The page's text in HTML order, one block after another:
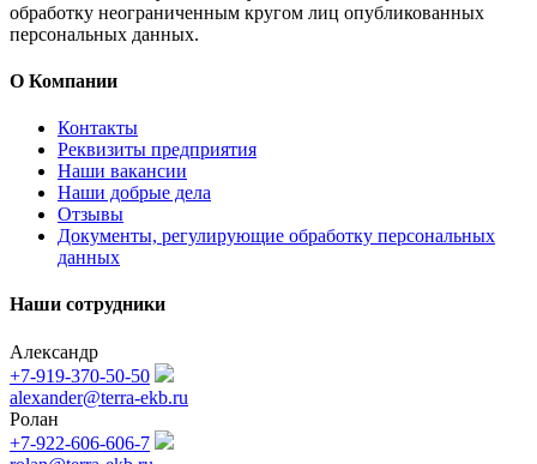
обработку неограниченным кругом лиц опубликованных
персональных данных.
О Компании
Контакты
Реквизиты предприятия
Наши вакансии
Наши добрые дела
Отзывы
Документы, регулирующие обработку персональных
данных
Наши сотрудники
Александр
+7-919-370-50-50
alexander@terra-ekb.ru
Ролан
+7-922-606-606-7